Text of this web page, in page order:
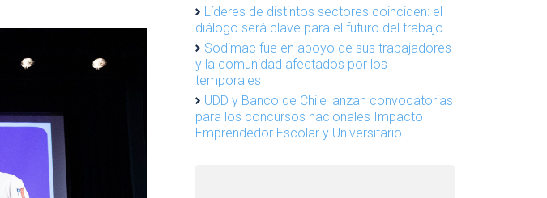
Líderes de distintos sectores coinciden: el
diálogo será clave para el futuro del trabajo
Sodimac fue en apoyo de sus trabajadores
y la comunidad afectados por los
temporales
UDD y Banco de Chile lanzan convocatorias
para los concursos nacionales Impacto
Emprendedor Escolar y Universitario